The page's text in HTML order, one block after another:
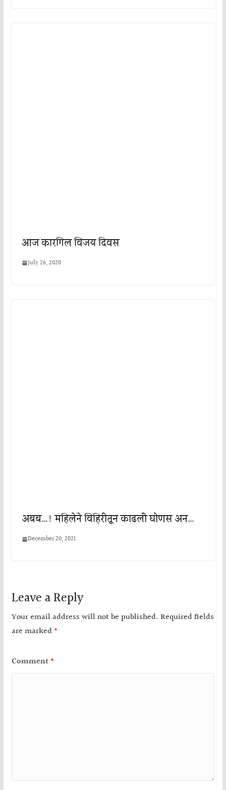
आज कारगिल विजय दिवस
July 26, 2020
अबब…! महिलेने विहिरीतून काढली घोणस अन…
December 20, 2021
Leave a Reply
Your email address will not be published. Required fields
are marked *
Comment *